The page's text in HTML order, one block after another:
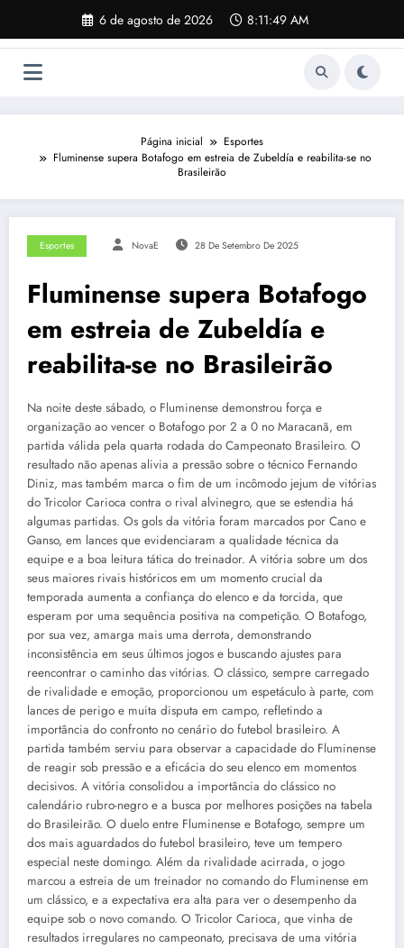
o
6 de agosto de 2026 8:11:50 AM
Página inicial
Esportes
Fluminense supera Botafogo em estreia de Zubeldía e reabilita-se no
Brasileirão
Esportes NovaE 28 De Setembro De 2025
Fluminense supera Botafogo
em estreia de Zubeldía e
reabilita-se no Brasileirão
Na noite deste sábado, o Fluminense demonstrou força e
organização ao vencer o Botafogo por 2 a 0 no Maracanã, em
partida válida pela quarta rodada do Campeonato Brasileiro. O
resultado não apenas alivia a pressão sobre o técnico Fernando
Diniz, mas também marca o fim de um incômodo jejum de vitórias
do Tricolor Carioca contra o rival alvinegro, que se estendia há
algumas partidas. Os gols da vitória foram marcados por Cano e
Ganso, em lances que evidenciaram a qualidade técnica da
equipe e a boa leitura tática do treinador. A vitória sobre um dos
seus maiores rivais históricos em um momento crucial da
temporada aumenta a confiança do elenco e da torcida, que
esperam por uma sequência positiva na competição. O Botafogo,
por sua vez, amarga mais uma derrota, demonstrando
inconsistência em seus últimos jogos e buscando ajustes para
reencontrar o caminho das vitórias. O clássico, sempre carregado
de rivalidade e emoção, proporcionou um espetáculo à parte, com
lances de perigo e muita disputa em campo, refletindo a
importância do confronto no cenário do futebol brasileiro. A
partida também serviu para observar a capacidade do Fluminense
de reagir sob pressão e a eficácia do seu elenco em momentos
decisivos. A vitória consolidou a importância do clássico no
calendário rubro-negro e a busca por melhores posições na tabela
do Brasileirão. O duelo entre Fluminense e Botafogo, sempre um
dos mais aguardados do futebol brasileiro, teve um tempero
especial neste domingo. Além da rivalidade acirrada, o jogo
marcou a estreia de um treinador no comando do Fluminense em
um clássico, e a expectativa era alta para ver o desempenho da
equipe sob o novo comando. O Tricolor Carioca, que vinha de
resultados irregulares no campeonato, precisava de uma vitória